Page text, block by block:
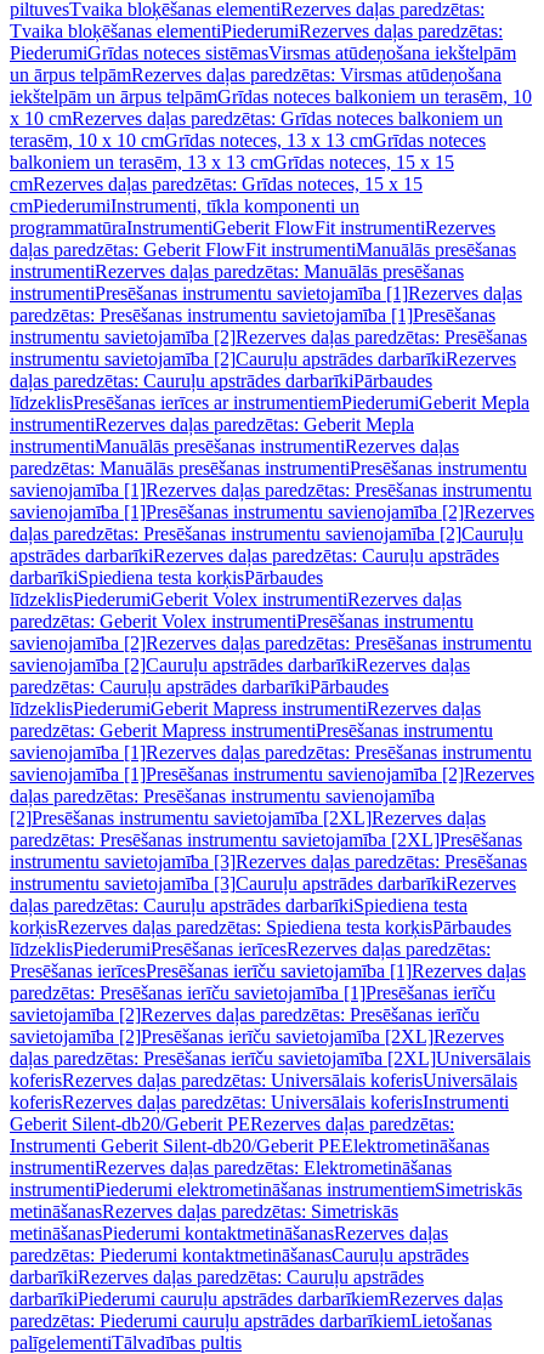
piltuvesTvaika bloķēšanas elementiRezerves daļas paredzētas:
Tvaika bloķēšanas elementiPiederumiRezerves daļas paredzētas:
PiederumiGrīdas noteces sistēmasVirsmas atūdeņošana iekštelpām
un ārpus telpāmRezerves daļas paredzētas: Virsmas atūdeņošana
iekštelpām un ārpus telpāmGrīdas noteces balkoniem un terasēm, 10
x 10 cmRezerves daļas paredzētas: Grīdas noteces balkoniem un
terasēm, 10 x 10 cmGrīdas noteces, 13 x 13 cmGrīdas noteces
balkoniem un terasēm, 13 x 13 cmGrīdas noteces, 15 x 15
cmRezerves daļas paredzētas: Grīdas noteces, 15 x 15
cmPiederumiInstrumenti, tīkla komponenti un
programmatūraInstrumentiGeberit FlowFit instrumentiRezerves
daļas paredzētas: Geberit FlowFit instrumentiManuālās presēšanas
instrumentiRezerves daļas paredzētas: Manuālās presēšanas
instrumentiPresēšanas instrumentu savietojamība [1]Rezerves daļas
paredzētas: Presēšanas instrumentu savietojamība [1]Presēšanas
instrumentu savietojamība [2]Rezerves daļas paredzētas: Presēšanas
instrumentu savietojamība [2]Cauruļu apstrādes darbarīkiRezerves
daļas paredzētas: Cauruļu apstrādes darbarīkiPārbaudes
līdzeklisPresēšanas ierīces ar instrumentiemPiederumiGeberit Mepla
instrumentiRezerves daļas paredzētas: Geberit Mepla
instrumentiManuālās presēšanas instrumentiRezerves daļas
paredzētas: Manuālās presēšanas instrumentiPresēšanas instrumentu
savienojamība [1]Rezerves daļas paredzētas: Presēšanas instrumentu
savienojamība [1]Presēšanas instrumentu savienojamība [2]Rezerves
daļas paredzētas: Presēšanas instrumentu savienojamība [2]Cauruļu
apstrādes darbarīkiRezerves daļas paredzētas: Cauruļu apstrādes
darbarīkiSpiediena testa korķisPārbaudes
līdzeklisPiederumiGeberit Volex instrumentiRezerves daļas
paredzētas: Geberit Volex instrumentiPresēšanas instrumentu
savienojamība [2]Rezerves daļas paredzētas: Presēšanas instrumentu
savienojamība [2]Cauruļu apstrādes darbarīkiRezerves daļas
paredzētas: Cauruļu apstrādes darbarīkiPārbaudes
līdzeklisPiederumiGeberit Mapress instrumentiRezerves daļas
paredzētas: Geberit Mapress instrumentiPresēšanas instrumentu
savienojamība [1]Rezerves daļas paredzētas: Presēšanas instrumentu
savienojamība [1]Presēšanas instrumentu savienojamība [2]Rezerves
daļas paredzētas: Presēšanas instrumentu savienojamība
[2]Presēšanas instrumentu savietojamība [2XL]Rezerves daļas
paredzētas: Presēšanas instrumentu savietojamība [2XL]Presēšanas
instrumentu savietojamība [3]Rezerves daļas paredzētas: Presēšanas
instrumentu savietojamība [3]Cauruļu apstrādes darbarīkiRezerves
daļas paredzētas: Cauruļu apstrādes darbarīkiSpiediena testa
korķisRezerves daļas paredzētas: Spiediena testa korķisPārbaudes
līdzeklisPiederumiPresēšanas ierīcesRezerves daļas paredzētas:
Presēšanas ierīcesPresēšanas ierīču savietojamība [1]Rezerves daļas
paredzētas: Presēšanas ierīču savietojamība [1]Presēšanas ierīču
savietojamība [2]Rezerves daļas paredzētas: Presēšanas ierīču
savietojamība [2]Presēšanas ierīču savietojamība [2XL]Rezerves
daļas paredzētas: Presēšanas ierīču savietojamība [2XL]Universālais
koferisRezerves daļas paredzētas: Universālais koferisUniversālais
koferisRezerves daļas paredzētas: Universālais koferisInstrumenti
Geberit Silent-db20/Geberit PERezerves daļas paredzētas:
Instrumenti Geberit Silent-db20/Geberit PEElektrometināšanas
instrumentiRezerves daļas paredzētas: Elektrometināšanas
instrumentiPiederumi elektrometināšanas instrumentiemSimetriskās
metināšanasRezerves daļas paredzētas: Simetriskās
metināšanasPiederumi kontaktmetināšanasRezerves daļas
paredzētas: Piederumi kontaktmetināšanasCauruļu apstrādes
darbarīkiRezerves daļas paredzētas: Cauruļu apstrādes
darbarīkiPiederumi cauruļu apstrādes darbarīkiemRezerves daļas
paredzētas: Piederumi cauruļu apstrādes darbarīkiemLietošanas
palīgelementiTālvadības pultis